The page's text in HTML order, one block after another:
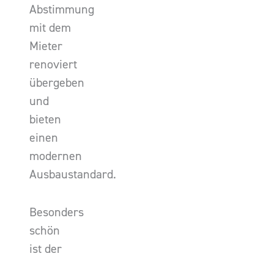
Abstimmung
mit dem
Mieter
renoviert
übergeben
und
bieten
einen
modernen
Ausbaustandard.
Besonders
schön
ist der